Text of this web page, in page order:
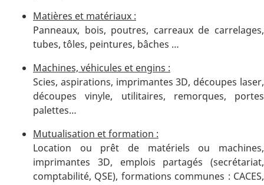
Matières et matériaux :
Panneaux, bois, poutres, carreaux de carrelages,
tubes, tôles, peintures, bâches …
Machines, véhicules et engins :
Scies, aspirations, imprimantes 3D, découpes laser,
découpes vinyle, utilitaires, remorques, portes
palettes…
Mutualisation et formation :
Location ou prêt de matériels ou machines,
imprimantes 3D, emplois partagés (secrétariat,
comptabilité, QSE), formations communes : CACES,